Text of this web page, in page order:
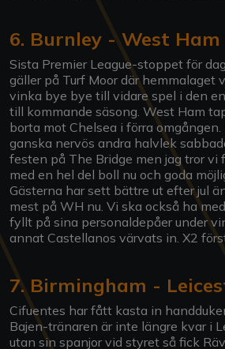
6. Burnley - West Ham
Sista Premier League-stoppet för
gäller på Turf Moor där hemmalaget
vinka bye bye till vidare spel i den
till kommande säsong. West Ham
borta mot Chelsea i förra omgången.
ganska nervös andra halvlek
festen på The Bridge men jag tror vi
med en hel del boll nu och goda
Gästerna har sett bättre ut efter jul
mest på WH nu. Vi ska också ha
fyllt på sina personaldepåer under
annat Castellanos värvats in. X2
7. Birmingham -
Cifuentes har fått kasta in
Bajen-tränaren är inte längre kvar i
utan sin spanjor vid styret så fick